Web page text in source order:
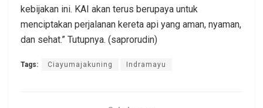
kebijakan ini. KAI akan terus berupaya untuk
menciptakan perjalanan kereta api yang aman, nyaman,
dan sehat.” Tutupnya. (saprorudin)
Tags: Ciayumajakuning Indramayu